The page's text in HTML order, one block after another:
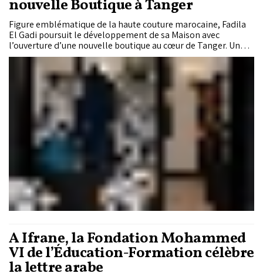
nouvelle Boutique à Tanger
Figure emblématique de la haute couture marocaine, Fadila
El Gadi poursuit le développement de sa Maison avec
l’ouverture d’une nouvelle boutique au cœur de Tanger. Une
adresse pensée comme un lieu de création, de transmission
et de célébration des savoir-faire marocains, où la tradition
dialogue avec la modernité.
À Ifrane, la Fondation Mohammed
VI de l’Éducation-Formation célèbre
la lettre arabe